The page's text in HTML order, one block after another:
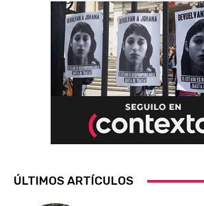
ÚLTIMOS ARTÍCULOS